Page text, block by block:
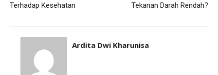
Terhadap Kesehatan
Tekanan Darah Rendah?
Ardita Dwi Kharunisa